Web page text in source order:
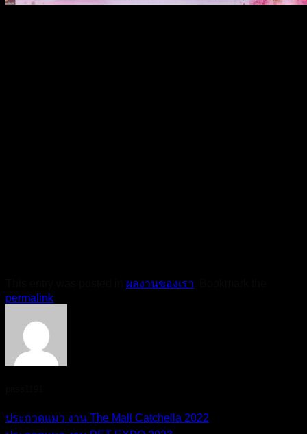
ผลงานของเรา
permalink
ประกวดแมว งาน The Mall Catchella 2022